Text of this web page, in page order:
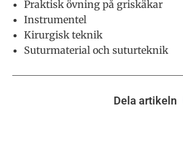
Praktisk övning på griskäkar
Instrumentel
Kirurgisk teknik
Suturmaterial och suturteknik
Dela artikeln